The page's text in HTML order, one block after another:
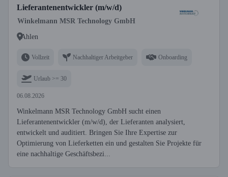
Lieferantenentwickler (m/w/d)
Winkelmann MSR Technology GmbH
Ahlen
Vollzeit Nachhaltiger Arbeitgeber Onboarding
Urlaub >= 30
06.08.2026
Winkelmann MSR Technology GmbH sucht einen
Lieferantenentwickler (m/w/d), der Lieferanten analysiert,
entwickelt und auditiert. Bringen Sie Ihre Expertise zur
Optimierung von Lieferketten ein und gestalten Sie Projekte für
eine nachhaltige Geschäftsbezi...